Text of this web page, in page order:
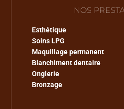
NOS
Esthétique
Soins LPG
Maquillage permanent
Blanchiment dentaire
Onglerie
Bronzage